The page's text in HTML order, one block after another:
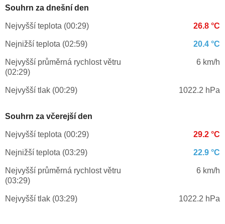
Souhrn za dnešní den
Nejvyšší teplota (00:29) 26.8 °C
Nejnižší teplota (02:59) 20.4 °C
Nejvyšší průměrná rychlost větru
(02:29)
6 km/h
Nejvyšší tlak (00:29) 1022.2 hPa
Souhrn za včerejší den
Nejvyšší teplota (00:29) 29.2 °C
Nejnižší teplota (03:29) 22.9 °C
Nejvyšší průměrná rychlost větru
(03:29)
6 km/h
Nejvyšší tlak (03:29) 1022.2 hPa